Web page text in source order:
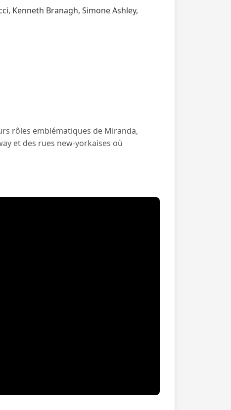
Kenneth Branagh, Simone Ashley,
rôles emblématiques de Miranda,
et des rues new-yorkaises où